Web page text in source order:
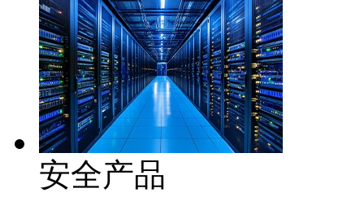
安全产品